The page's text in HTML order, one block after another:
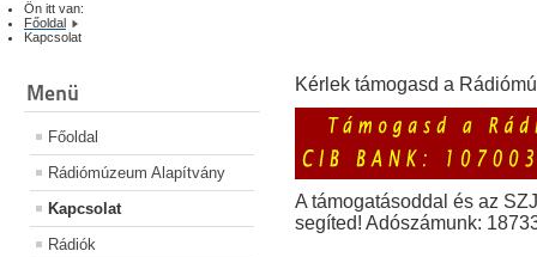
Ön itt van:
Főoldal
Kapcsolat
Menü
Főoldal
Rádiómúzeum Alapítvány
Kapcsolat
Rádiók
Kérlek támogasd a
A támogatásoddal és az
segíted! Adószámunk: